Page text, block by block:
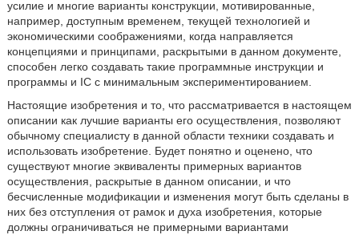
усилие и многие варианты конструкции, мотивированные,
например, доступным временем, текущей технологией и
экономическими соображениями, когда направляется
концепциями и принципами, раскрытыми в данном документе,
способен легко создавать такие программные инструкции и
программы и IC с минимальным экспериментированием.
Настоящие изобретения и то, что рассматривается в настоящем
описании как лучшие варианты его осуществления, позволяют
обычному специалисту в данной области техники создавать и
использовать изобретение. Будет понятно и оценено, что
существуют многие эквиваленты примерных вариантов
осуществления, раскрытые в данном описании, и что
бесчисленные модификации и изменения могут быть сделаны в
них без отступления от рамок и духа изобретения, которые
должны ограничиваться не примерными вариантами